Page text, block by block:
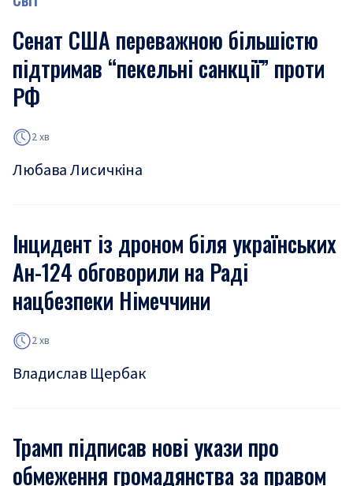
Сенат США переважною більшістю
підтримав “пекельні санкції” проти
РФ
2 хв
Любава Лисичкіна
Інцидент із дроном біля українських
Ан-124 обговорили на Раді
нацбезпеки Німеччини
2 хв
Владислав Щербак
Трамп підписав нові укази про
обмеження громадянства за правом